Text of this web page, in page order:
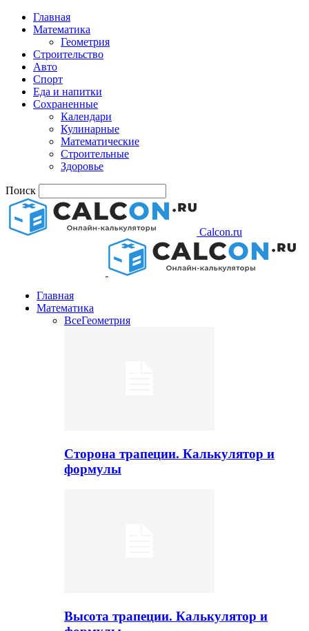
Главная
Математика
Геометрия
Строительство
Авто
Спорт
Еда и напитки
Сохраненные
Календари
Кулинарные
Математические
Строительные
Здоровье
Поиск
Calcon.ru
Главная
Математика
ВсеГеометрия
Сторона трапеции. Калькулятор и
формулы
Высота трапеции. Калькулятор и